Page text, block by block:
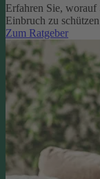
Erfahren Sie, worauf
Einbruch zu
Zum Ratgeber